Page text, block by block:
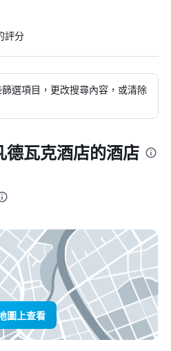
評分
選項目，更改搜尋內容，或清除
瓦克酒店的酒店
圖上查看